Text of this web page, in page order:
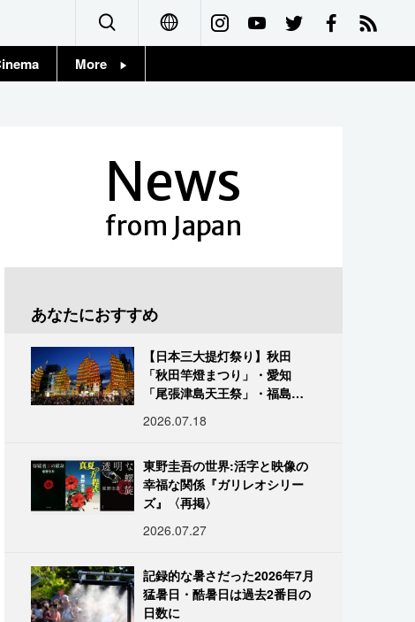
Français
More
News
from Japan
あなたにおすすめ
【日本三大提灯祭り】秋田
「秋田竿燈まつり」・愛知
「尾張津島天王祭」・福島
だしい灯火が夜空を照らす光
2026.07.18
東野圭吾の世界:活字と映像の
幸福な関係『ガリレオシリー
ズ』〈再掲〉
2026.07.27
記録的な暑さだった2026年7月
猛暑日・酷暑日は過去2番目の
日数に